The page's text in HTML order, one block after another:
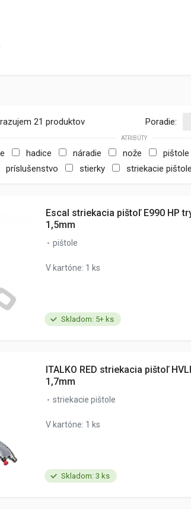
21 produktov Poradie:
ATRIBÚTY
hadice náradie nože pištole
príslušenstvo stierky striekacie pištole
Skladom: 5+ ks
Escal striekacia pištoľ E990 HP
1,5mm
pištole
V kartóne: 1 ks
Skladom: 3 ks
ITALKO RED striekacia pištoľ
1,7mm
striekacie pištole
V kartóne: 1 ks